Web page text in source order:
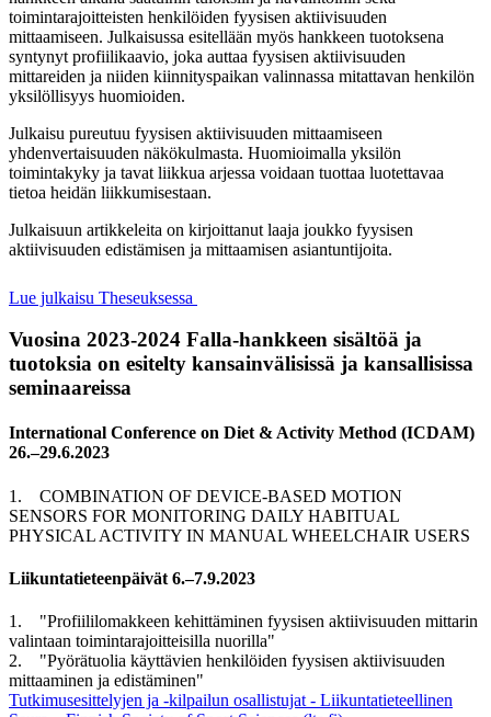
toimintarajoitteisten henkilöiden fyysisen aktiivisuuden
mittaamiseen. Julkaisussa esitellään myös hankkeen tuotoksena
syntynyt profiilikaavio, joka auttaa fyysisen aktiivisuuden
mittareiden ja niiden kiinnityspaikan valinnassa mitattavan henkilön
yksilöllisyys huomioiden.
Julkaisu pureutuu fyysisen aktiivisuuden mittaamiseen
yhdenvertaisuuden näkökulmasta. Huomioimalla yksilön
toimintakyky ja tavat liikkua arjessa voidaan tuottaa luotettavaa
tietoa heidän liikkumisestaan.
Julkaisuun artikkeleita on kirjoittanut laaja joukko fyysisen
aktiivisuuden edistämisen ja mittaamisen asiantuntijoita.
Lue julkaisu Theseuksessa
Vuosina 2023-2024 Falla-hankkeen sisältöä ja
tuotoksia on esitelty kansainvälisissä ja kansallisissa
seminaareissa
International Conference on Diet & Activity Method (ICDAM)
26.–29.6.2023
1. COMBINATION OF DEVICE-BASED MOTION
SENSORS FOR MONITORING DAILY HABITUAL
PHYSICAL ACTIVITY IN MANUAL WHEELCHAIR USERS
Liikuntatieteenpäivät 6.–7.9.2023
1. "Profiililomakkeen kehittäminen fyysisen aktiivisuuden mittarin
valintaan toimintarajoitteisilla nuorilla"
2. "Pyörätuolia käyttävien henkilöiden fyysisen aktiivisuuden
mittaaminen ja edistäminen"
Tutkimusesittelyjen ja -kilpailun osallistujat - Liikuntatieteellinen